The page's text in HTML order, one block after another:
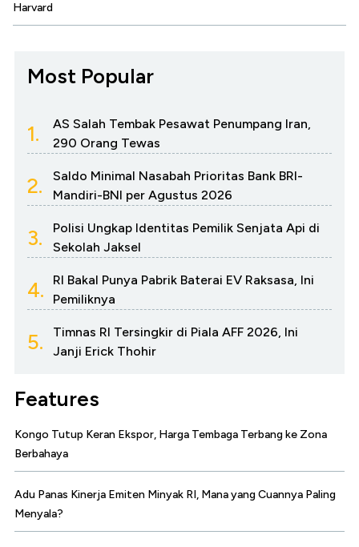
Harvard
Most Popular
1.
AS Salah Tembak Pesawat Penumpang Iran,
290 Orang Tewas
2.
Saldo Minimal Nasabah Prioritas Bank BRI-
Mandiri-BNI per Agustus 2026
3.
Polisi Ungkap Identitas Pemilik Senjata Api di
Sekolah Jaksel
4.
RI Bakal Punya Pabrik Baterai EV Raksasa, Ini
Pemiliknya
5.
Timnas RI Tersingkir di Piala AFF 2026, Ini
Janji Erick Thohir
Features
Kongo Tutup Keran Ekspor, Harga Tembaga Terbang ke Zona
Berbahaya
Adu Panas Kinerja Emiten Minyak RI, Mana yang Cuannya Paling
Menyala?